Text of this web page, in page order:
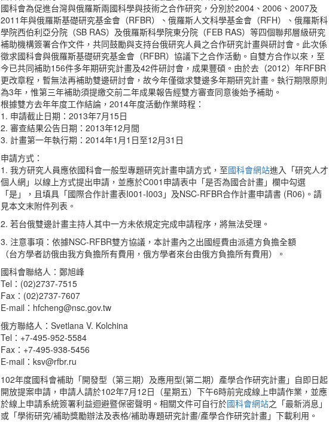
國科會為促進台灣與俄羅斯兩國科學與技術之合作研究，分別於2004、2006、2007及
2011年與俄羅斯基礎研究基金會（RFBR）、俄羅斯人文科學基金會（RFH）、俄羅斯科
學院西伯利亞分院（SB RAS）及俄羅斯科學院東分院（FEB RAS）等四個聯邦層級研究
補助機構簽署合作文件，共同鼓勵與支持台俄研究人員之合作研究計畫與研討會。此次係
徵求國科會與俄羅斯基礎研究基金會（RFBR）協議下之合作活動。自雙方合作以來，至
今已共同補助156件多年期研究計畫及42件研討會，成果豐碩。由於去（2012）年RFBR
更改章程，暫無法再補助雙邊研討會，故今年僅徵求雙邊多年期研究計畫。執行期限原則
為3年，惟第三年補助須提繳交前二年成果報告經雙方審查同意後始予補助。
根據雙方去年年度工作結論，2014年度活動作業時程：
1. 申請截止日期：2013年7月15日
2. 審查結果公告日期：2013年12月間
3. 計畫第一年執行期：2014年1月1日至12月31日
申請方式：
1. 我方研究人員應依國科會一般型專題研究計畫申請方式，至國科會網站進入「研究人才
個人網」以線上方式提出申請，並應於C001申請表中「是否為國合計畫」欄中勾選
「是」，且填具「國際合作計畫表I001-I003」及NSC-RFBR合作計畫申請書 (R06)。請
見本文末附件列表。
2. 若台俄雙邊計畫主持人其中一方未依規定完成申請程序，將無法受理。
3. 注意事項：依據NSC-RFBR雙方協議，本計畫內之出國經費由派遣方負擔全額
（台方學者訪俄由我方負擔所有費用，俄方學者來台由俄方負擔所有費用）。
國科會聯絡人：鄭旭峰
Tel：(02)2737-7515
Fax：(02)2737-7607
E-mail：hfcheng@nsc.gov.tw
俄方聯絡人：Svetlana V. Kolchina
Tel：+7-495-952-5584
Fax：+7-495-938-5456
E-mail：ksv@rfbr.ru
102年度國科會補助「開發型（第三期）及應用型(第二期）產學合作研究計畫」自即日起
開放提案申請，申請人請於102年7月12日（星期五）下午6時前完成線上申請作業，並應
於線上申請系統簽署利益迴避暨保密聲明。相關文件可自行於國科會網站之「最新消息」
或「學術研究/補助獎勵辦法及表格/補助專題研究計畫/產學合作研究計畫」下載利用。